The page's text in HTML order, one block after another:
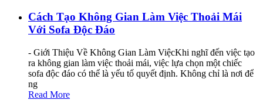
Cách Tạo Không Gian Làm Việc Thoải Mái
Với Sofa Độc Đáo
- Giới Thiệu Về Không Gian Làm ViệcKhi nghĩ đến việc tạo
ra không gian làm việc thoải mái, việc lựa chọn một chiếc
sofa độc đáo có thể là yếu tố quyết định. Không chỉ là nơi để
ng
Read More